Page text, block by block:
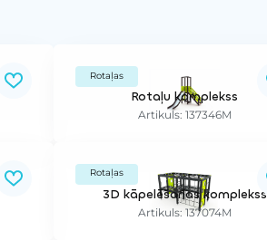
Rotaļas
Rotaļu komplekss
Artikuls: 137346M
Rotaļas
3D kāpelēšanas komplekss
Artikuls: 137074M